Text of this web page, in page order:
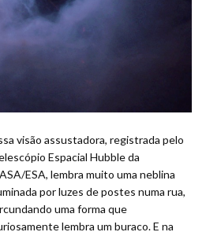
visão assustadora, registrada pelo
Espacial Hubble da
ESA, lembra muito uma neblina
por luzes de postes numa rua,
uma forma que
lembra um buraco. E na